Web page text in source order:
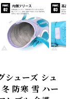
シューズ シュ
防寒 雪 ハー